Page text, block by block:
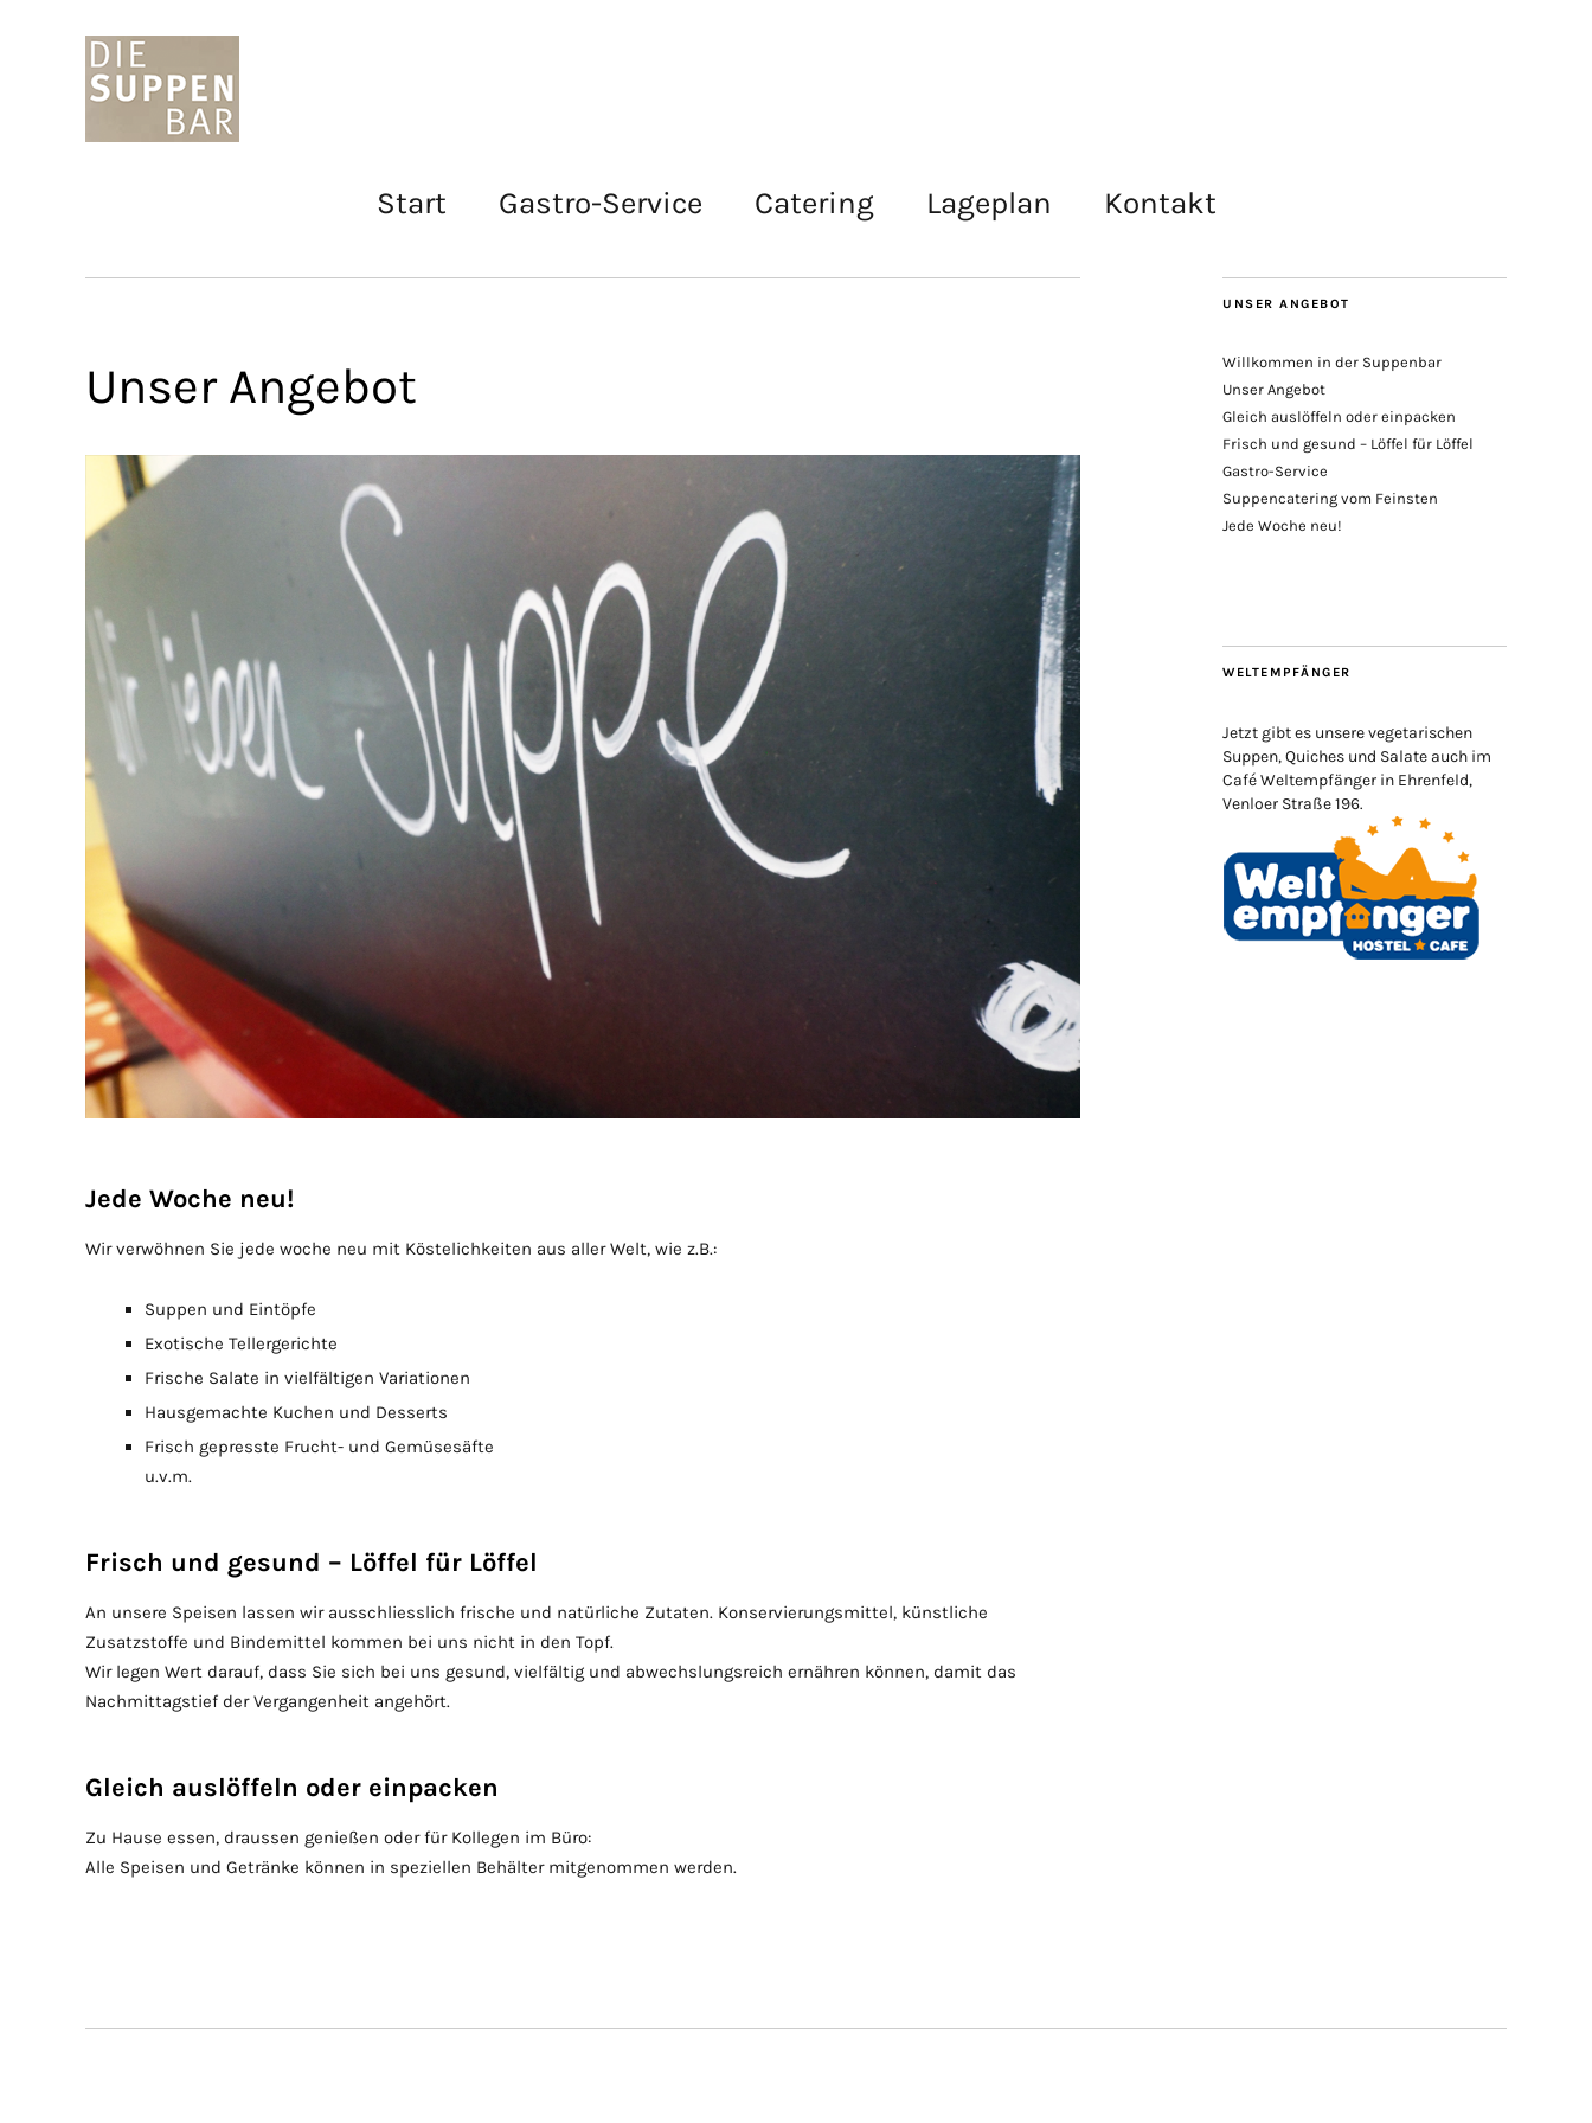
Start Gastro-Service Catering Lageplan Kontakt
Unser Angebot
Jede Woche neu!
Wir verwöhnen Sie jede woche neu mit Köstelichkeiten aus aller Welt, wie z.B.:
Suppen und Eintöpfe
Exotische Tellergerichte
Frische Salate in vielfältigen Variationen
Hausgemachte Kuchen und Desserts
Frisch gepresste Frucht- und Gemüsesäfte
u.v.m.
Frisch und gesund – Löffel für Löffel
An unsere Speisen lassen wir ausschliesslich frische und natürliche Zutaten. Konservierungsmittel, künstliche
Zusatzstoffe und Bindemittel kommen bei uns nicht in den Topf.
Wir legen Wert darauf, dass Sie sich bei uns gesund, vielfältig und abwechslungsreich ernähren können, damit das
Nachmittagstief der Vergangenheit angehört.
Gleich auslöffeln oder einpacken
Zu Hause essen, draussen genießen oder für Kollegen im Büro:
Alle Speisen und Getränke können in speziellen Behälter mitgenommen werden.
UNSER ANGEBOT
Willkommen in der Suppenbar
Unser Angebot
Gleich auslöffeln oder einpacken
Frisch und gesund – Löffel für Löffel
Gastro-Service
Suppencatering vom Feinsten
Jede Woche neu!
WELTEMPFÄNGER
Jetzt gibt es unsere vegetarischen
Suppen, Quiches und Salate auch im
Café Weltempfänger in Ehrenfeld,
Venloer Straße 196.